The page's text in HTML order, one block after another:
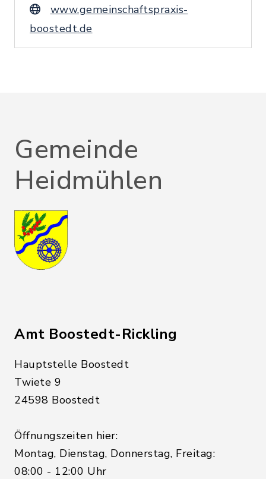
www.gemeinschaftspraxis-
boostedt.de
Gemeinde
Heidmühlen
Amt Boostedt-Rickling
Hauptstelle Boostedt
Twiete 9
24598 Boostedt
Öffnungszeiten hier:
Montag, Dienstag, Donnerstag, Freitag:
08:00 - 12:00 Uhr